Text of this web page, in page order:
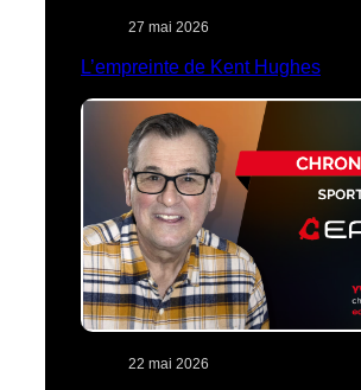
27 mai 2026
L’empreinte de Kent Hughes
22 mai 2026